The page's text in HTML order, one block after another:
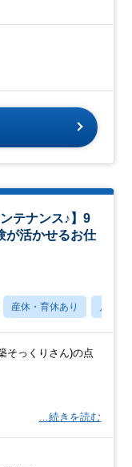
テナンス♪】9
が活かせるお仕
産休・育休あり 月残業
そっくりさん)の点
…続きを読む